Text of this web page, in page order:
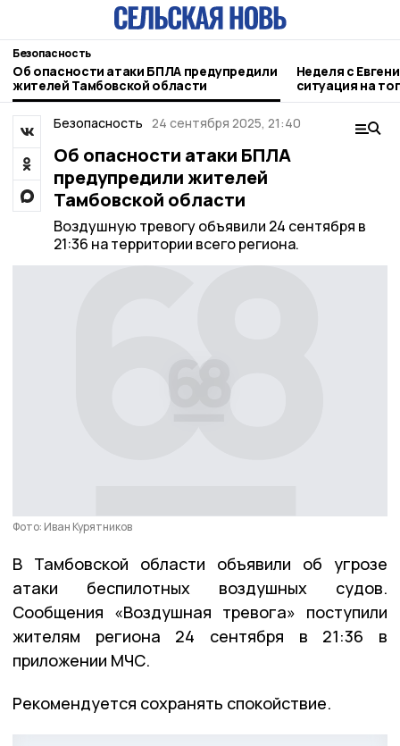
Безопасность
Об опасности атаки БПЛА предупредили
жителей Тамбовской области
Неделя с
ситуация на
городе и
Безопасность 24 сентября 2025, 21:40
Об опасности атаки БПЛА
предупредили жителей
Тамбовской области
Воздушную тревогу объявили 24 сентября в
21:36 на территории всего региона.
Фото: Иван Курятников
В Тамбовской области объявили об угрозе
атаки беспилотных воздушных судов.
Сообщения «Воздушная тревога» поступили
жителям региона 24 сентября в 21:36 в
приложении МЧС.
Рекомендуется сохранять спокойствие.